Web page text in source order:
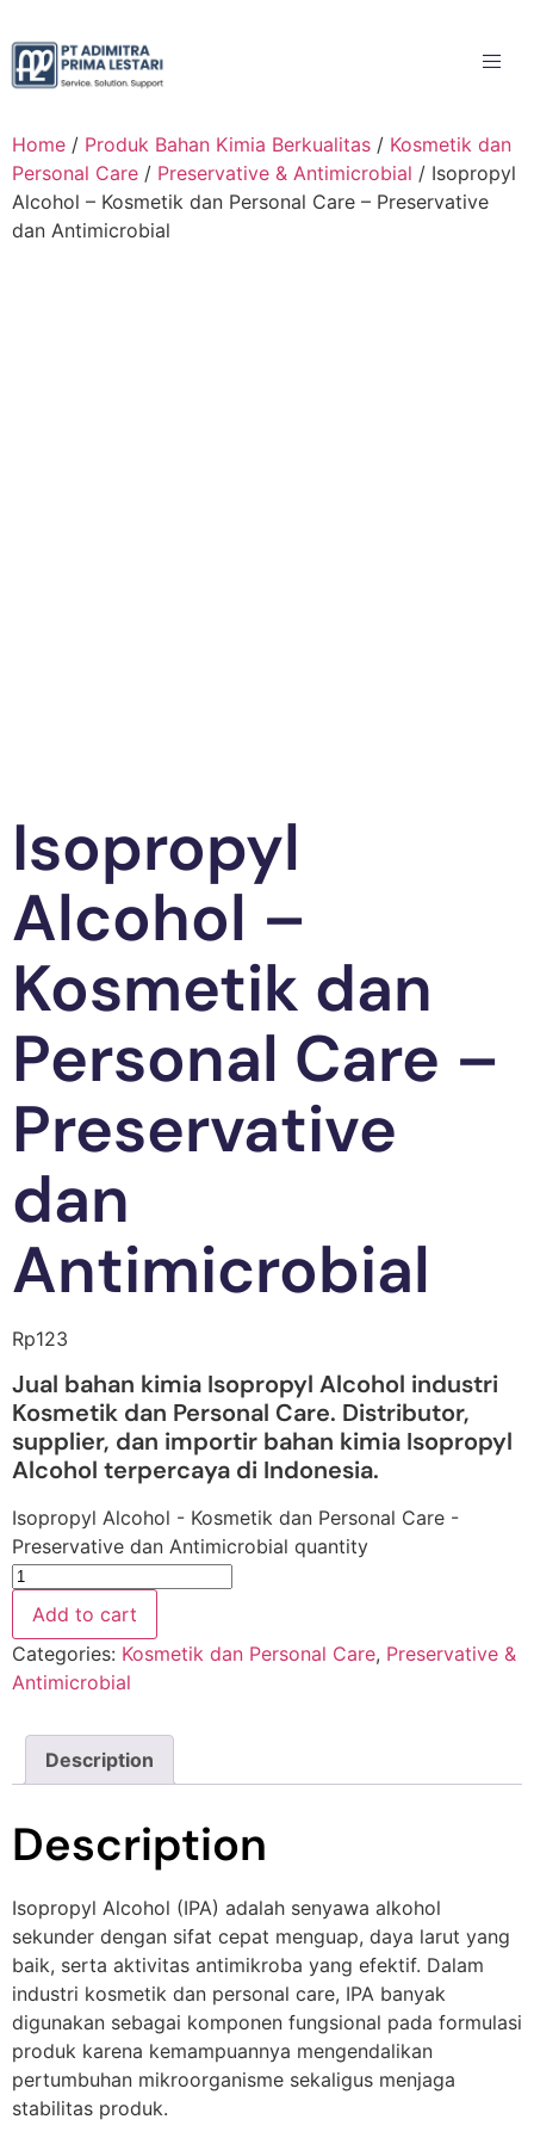
Home / Produk Bahan Kimia Berkualitas / Kosmetik dan
Personal Care / Preservative & Antimicrobial / Isopropyl
Alcohol – Kosmetik dan Personal Care – Preservative
dan Antimicrobial
Isopropyl
Alcohol –
Kosmetik dan
Personal Care –
Preservative
dan
Antimicrobial
Rp123
Jual bahan kimia Isopropyl Alcohol industri
Kosmetik dan Personal Care. Distributor,
supplier, dan importir bahan kimia Isopropyl
Alcohol terpercaya di Indonesia.
Isopropyl Alcohol - Kosmetik dan Personal Care -
Preservative dan Antimicrobial quantity
Add to cart
Categories: Kosmetik dan Personal Care, Preservative &
Antimicrobial
Description
Description
Isopropyl Alcohol (IPA) adalah senyawa alkohol
sekunder dengan sifat cepat menguap, daya larut yang
baik, serta aktivitas antimikroba yang efektif. Dalam
industri kosmetik dan personal care, IPA banyak
digunakan sebagai komponen fungsional pada formulasi
produk karena kemampuannya mengendalikan
pertumbuhan mikroorganisme sekaligus menjaga
stabilitas produk.